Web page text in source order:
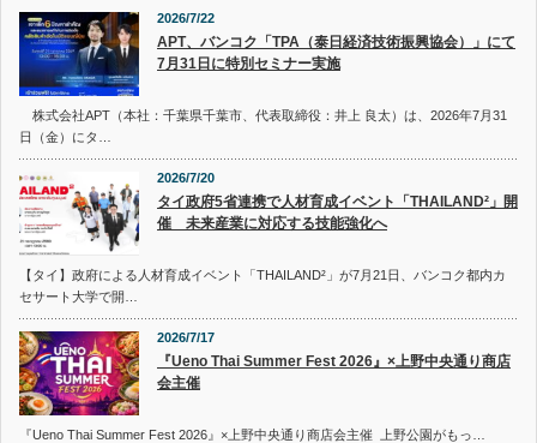
2026/7/22
APT、バンコク「TPA（泰日経済技術振興協会）」にて
7月31日に特別セミナー実施
株式会社APT（本社：千葉県千葉市、代表取締役：井上 良太）は、2026年7月31
日（金）にタ…
2026/7/20
タイ政府5省連携で人材育成イベント「THAILAND²」開
催 未来産業に対応する技能強化へ
【タイ】政府による人材育成イベント「THAILAND²」が7月21日、バンコク都内カ
セサート大学で開…
2026/7/17
『Ueno Thai Summer Fest 2026』×上野中央通り商店
会主催
『Ueno Thai Summer Fest 2026』×上野中央通り商店会主催 上野公園がもっ…